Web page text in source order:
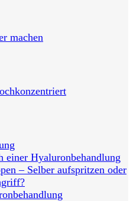
machen
einer Hyaluronbehandlung
– Selber aufspritzen oder